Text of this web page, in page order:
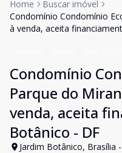
Home
Buscar imóvel
Condomínio Condomínio
à venda, aceita
Condomínio
Parque do
venda, aceita
Botânico - DF
Jardim Botânico, Brasília